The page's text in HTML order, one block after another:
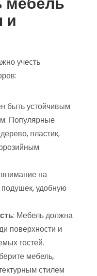
и
учесть
быть устойчивым
Популярные
пластик,
на
удобную
: Мебель должна
поверхности и
гостей.
мебель,
стилем